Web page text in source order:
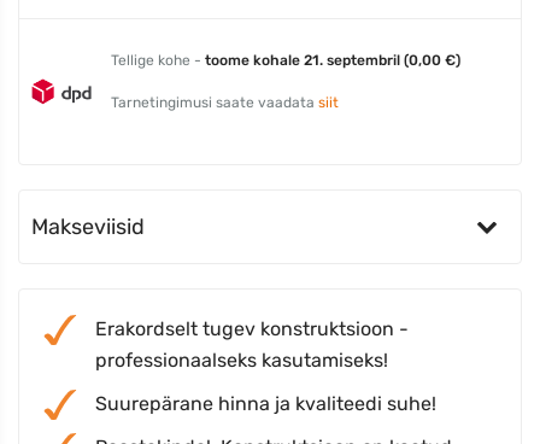
Tellige kohe - toome kohale 21. septembril (0,00 €)
Tarnetingimusi saate vaadata siit
Makseviisid
Erakordselt tugev konstruktsioon -
professionaalseks kasutamiseks!
Suurepärane hinna ja kvaliteedi suhe!